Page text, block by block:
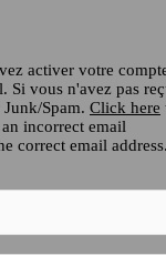
activer votre
Si vous n'avez pas
Spam. Click here
incorrect email
correct email